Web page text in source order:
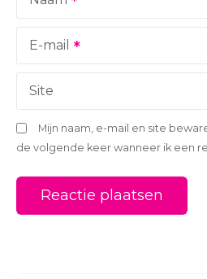
e
E-mail
Site
Mijn naam, e-mail en site
de volgende keer wanneer ik een